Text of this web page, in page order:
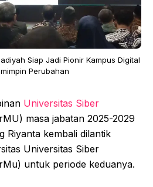
Siap Jadi Pionir Kampus Digital
Perubahan
Universitas Siber
masa jabatan 2025-2029
Riyanta kembali dilantik
Universitas Siber
untuk periode keduanya.